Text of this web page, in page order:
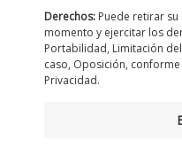
Derechos: Puede retirar
momento y ejercitar los
Portabilidad, Limitación
caso, Oposición,
Privacidad.